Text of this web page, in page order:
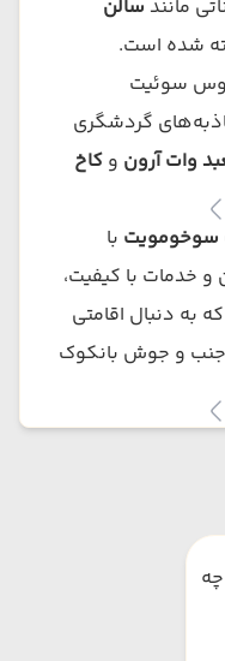
مانند سالن
شده است.
سوئیت
گردشگری
وات آرون و کاخ
با
و خدمات با کیفیت،
به دنبال اقامتی
جنب و جوش بانکوک